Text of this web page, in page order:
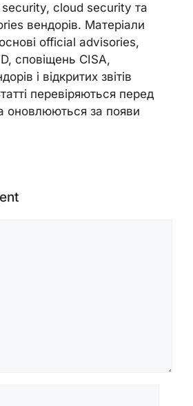
security, cloud security та
вендорів. Матеріали
official advisories,
сповіщень CISA,
і відкритих звітів
перевіряються перед
оновлюються за появи